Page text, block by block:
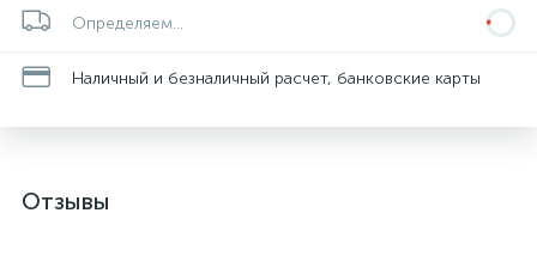
Определяем...
Наличный и безналичный расчет, банковские карты
Отзывы